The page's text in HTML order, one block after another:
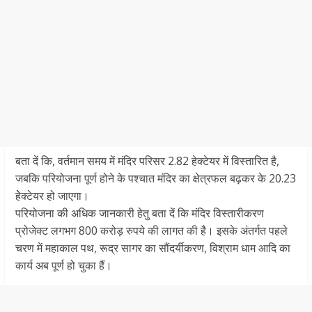
बता दें कि, वर्तमान समय में मंदिर परिसर 2.82 हेक्टेयर में विस्तारित है,
जबकि परियोजना पूर्ण होने के पश्चात मंदिर का क्षेत्रफल बढ़कर के 20.23
हेेक्टेयर हो जाएगा।
परियोजना की अधिक जानकारी हेतु बता दें कि मंदिर विस्तारीकरण
प्रोजेक्ट लगभग 800 करोड़ रुपये की लागत की है। इसके अंतर्गत पहले
चरण में महाकाल पथ, रूद्र सागर का सौंदर्यीकरण, विश्राम धाम आदि का
कार्य अब पूर्ण हो चुका हैं।